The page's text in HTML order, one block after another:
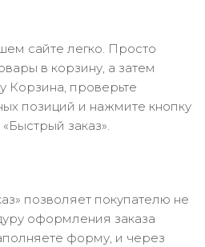
сайте легко. Просто
в корзину, а затем
Корзина, проверьте
позиций и нажмите кнопку
заказ».
позволяет покупателю не
оформления заказа
форму, и через